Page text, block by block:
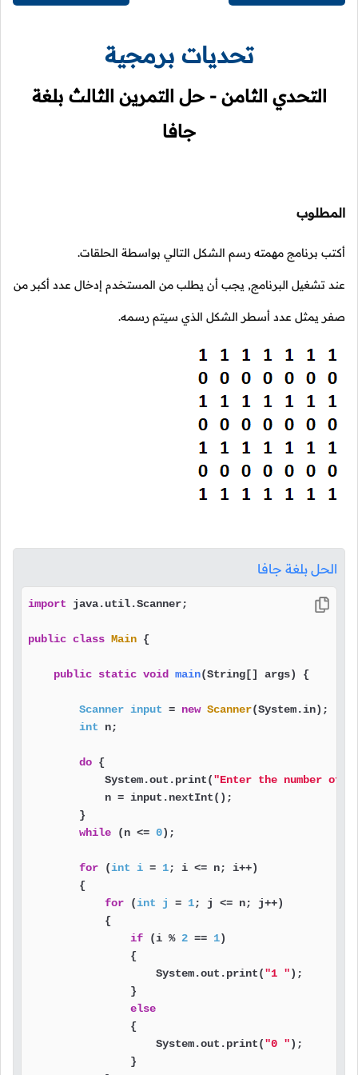
تحديات برمجية
التحدي الثامن - حل التمرين الثالث بلغة
جافا
المطلوب
أكتب برنامج مهمته رسم الشكل التالي بواسطة الحلقات.
عند تشغيل البرنامج, يجب أن يطلب من المستخدم إدخال عدد أكبر من
صفر يمثل عدد أسطر الشكل الذي سيتم رسمه.
الحل بلغة جافا
import java.util.Scanner;
public class Main {
public static void main(String[] args) {
Scanner input = new Scanner(System.in);
int n;
do {
            System.out.print(
"Enter the number of
            n = input.nextInt();
        }
while (n <= 0);
for (int i = 1; i <= n; i++)
        {
for (int j = 1; j <= n; j++)
            {
if (i % 2 == 1)
                {
                    System.out.print(
"1 ");
                }
else
                {
                    System.out.print(
"0 ");
                }